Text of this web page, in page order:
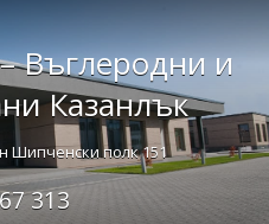
и
Казанлък
Шипченски полк 151
313